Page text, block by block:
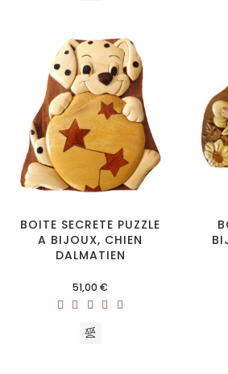
BOITE SECRETE PUZZLE
A BIJOUX, CHIEN
DALMATIEN
Prix
51,00 €